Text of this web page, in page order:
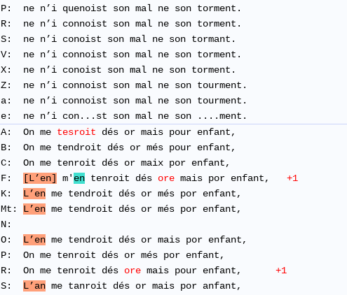
P: ne n’i quenoist son mal ne son torment.
R: ​ ne n’i connoist son mal ne son torment.
S: ne n’i conoist son mal ne son tormant.
V: ne n’i connoist son mal ne son torment.
X: ne n’i conoist son mal ne son torment.
Z: ne n’i connoist son mal ne son tourment.
a: ne n’i connoist son mal ne son tourment.
e: ne n’i con...st son mal ne son ....ment.
A: On me tesroit dés or mais pour enfant,
B: On me tendroit dés or més pour enfant,
C: On me tenroit dés or maix por enfant,
F:
[L’en] m' en tenroit dés ore mais por enfant, +1
K: L’en me tendroit dés or més por enfant,
Mt: L’en me tendroit dés or més por enfant,
N:
O: L’en me tendroit dés or mais por enfant,
P: On me tenroit dés or més por enfant,
​R: On me tenroit dés ore mais pour enfant, +1
S: L’an me tanroit dés or mais por anfant,